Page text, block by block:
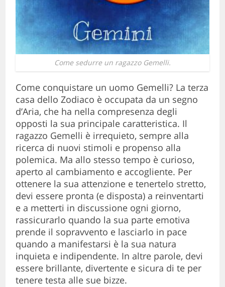
Come sedurre un ragazzo Gemelli.
Come conquistare un uomo Gemelli? La terza
casa dello Zodiaco è occupata da un segno
d’Aria, che ha nella compresenza degli
opposti la sua principale caratteristica. Il
ragazzo Gemelli è irrequieto, sempre alla
ricerca di nuovi stimoli e propenso alla
polemica. Ma allo stesso tempo è curioso,
aperto al cambiamento e accogliente. Per
ottenere la sua attenzione e tenertelo stretto,
devi essere pronta (e disposta) a reinventarti
e a metterti in discussione ogni giorno,
rassicurarlo quando la sua parte emotiva
prende il sopravvento e lasciarlo in pace
quando a manifestarsi è la sua natura
inquieta e indipendente. In altre parole, devi
essere brillante, divertente e sicura di te per
tenere testa alle sue bizze.